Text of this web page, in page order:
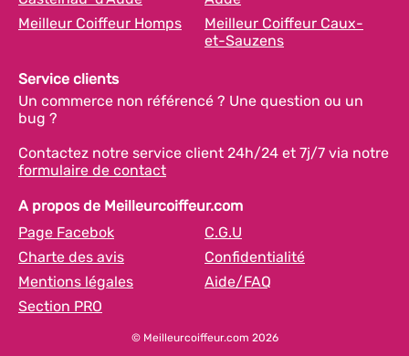
Meilleur Coiffeur Homps
Meilleur Coiffeur Caux-
et-Sauzens
Service clients
Un commerce non référencé ? Une question ou un
bug ?
Contactez notre service client 24h/24 et 7j/7 via notre
formulaire de contact
A propos de Meilleurcoiffeur.com
Page Facebok
C.G.U
Charte des avis
Confidentialité
Mentions légales
Aide/FAQ
Section PRO
© Meilleurcoiffeur.com 2026